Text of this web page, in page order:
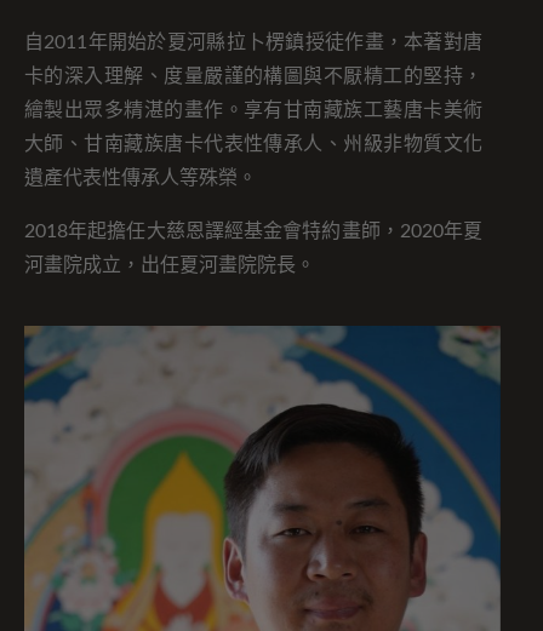
自2011年開始於夏河縣拉卜楞鎮授徒作畫，本著對唐
卡的深入理解、度量嚴謹的構圖與不厭精工的堅持，
繪製出眾多精湛的畫作。享有甘南藏族工藝唐卡美術
大師、甘南藏族唐卡代表性傳承人、州級非物質文化
遺產代表性傳承人等殊榮。
2018年起擔任大慈恩譯經基金會特約畫師，2020年夏
河畫院成立，出任夏河畫院院長。